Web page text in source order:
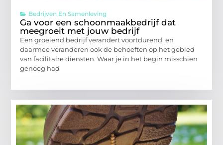
Bedrijven En Samenleving
Ga voor een schoonmaakbedrijf dat
meegroeit met jouw bedrijf
Een groeiend bedrijf verandert voortdurend, en
daarmee veranderen ook de behoeften op het gebied
van facilitaire diensten. Waar je in het begin misschien
genoeg had